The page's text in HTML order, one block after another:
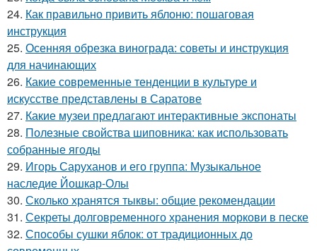
24. Как правильно привить яблоню: пошаговая
инструкция
25. Осенняя обрезка винограда: советы и инструкция
для начинающих
26. Какие современные тенденции в культуре и
искусстве представлены в Саратове
27. Какие музеи предлагают интерактивные экспонаты
28. Полезные свойства шиповника: как использовать
собранные ягоды
29. Игорь Саруханов и его группа: Музыкальное
наследие Йошкар-Олы
30. Сколько хранятся тыквы: общие рекомендации
31. Секреты долговременного хранения моркови в песке
32. Способы сушки яблок: от традиционных до